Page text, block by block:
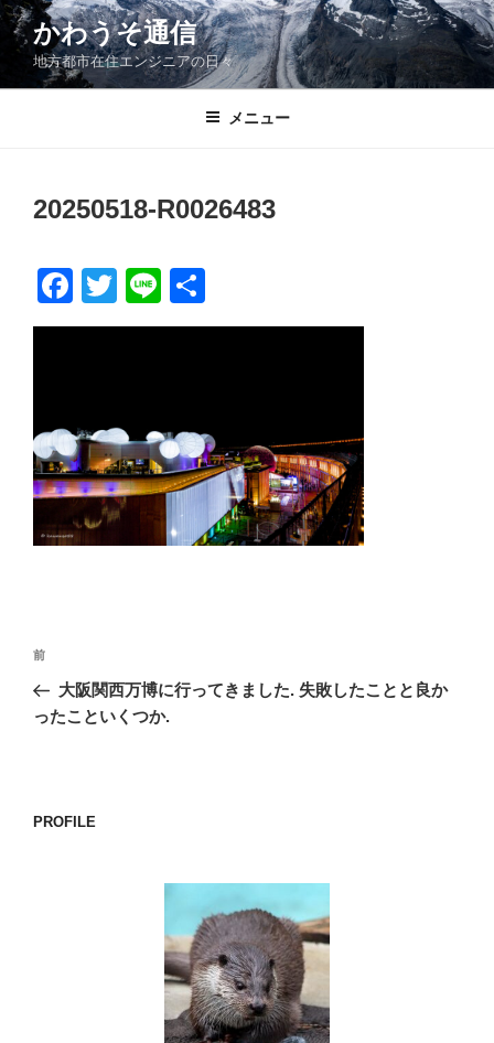
コ
ン
ン
かわうそ通信
地方都市在住エンジニアの日々
メニュー
20250518-R0026483
F
a
b
o
o
k
T
wi
Li
n
有
投
ナ
シ
前
の
前
大阪関西万博に行ってきました. 失敗したことと良か
ったこといくつか.
PROFILE